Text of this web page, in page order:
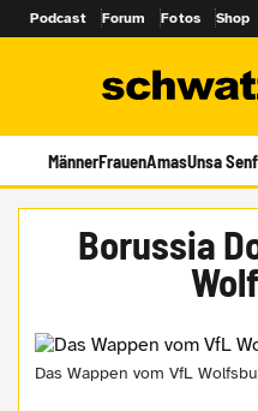
Podcast Forum Fotos Shop
MännerFrauenAmasUnsa Senf
Borussia
Das Wappen vom VfL